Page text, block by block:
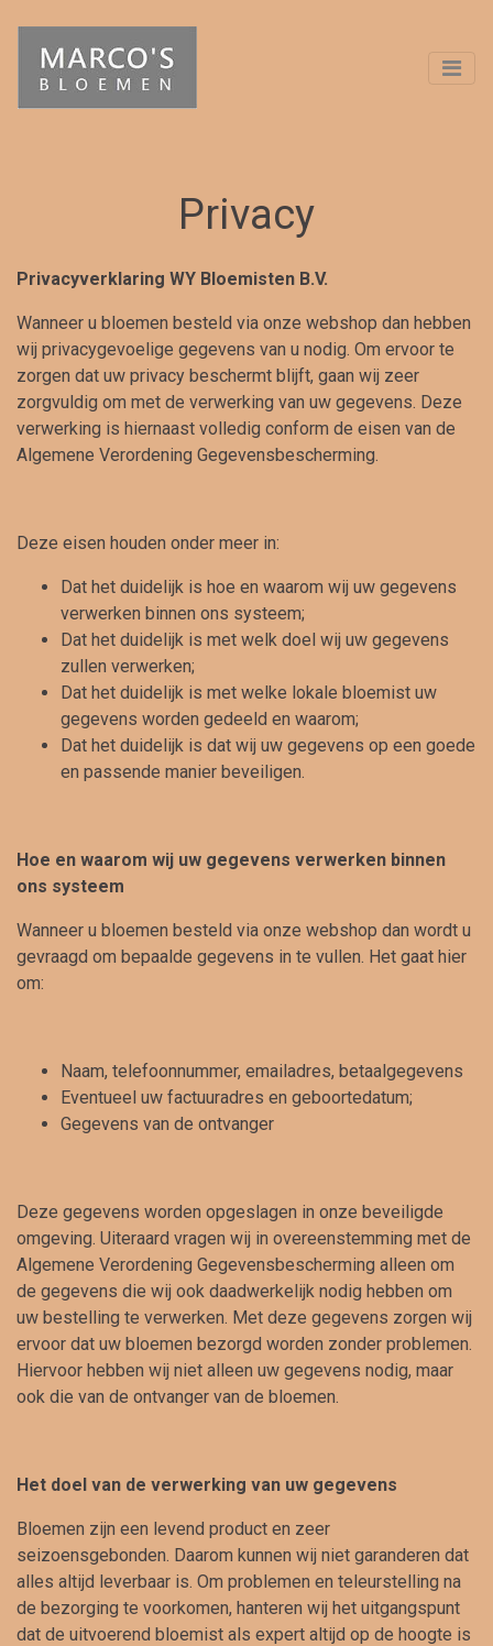
Privacy
Privacyverklaring WY Bloemisten B.V.
Wanneer u bloemen besteld via onze webshop dan hebben
wij privacygevoelige gegevens van u nodig. Om ervoor te
zorgen dat uw privacy beschermt blijft, gaan wij zeer
zorgvuldig om met de verwerking van uw gegevens. Deze
verwerking is hiernaast volledig conform de eisen van de
Algemene Verordening Gegevensbescherming.
Deze eisen houden onder meer in:
Dat het duidelijk is hoe en waarom wij uw gegevens
verwerken binnen ons systeem;
Dat het duidelijk is met welk doel wij uw gegevens
zullen verwerken;
Dat het duidelijk is met welke lokale bloemist uw
gegevens worden gedeeld en waarom;
Dat het duidelijk is dat wij uw gegevens op een goede
en passende manier beveiligen.
Hoe en waarom wij uw gegevens verwerken binnen
ons systeem
Wanneer u bloemen besteld via onze webshop dan wordt u
gevraagd om bepaalde gegevens in te vullen. Het gaat hier
om:
Naam, telefoonnummer, emailadres, betaalgegevens
Eventueel uw factuuradres en geboortedatum;
Gegevens van de ontvanger
Deze gegevens worden opgeslagen in onze beveiligde
omgeving. Uiteraard vragen wij in overeenstemming met de
Algemene Verordening Gegevensbescherming alleen om
de gegevens die wij ook daadwerkelijk nodig hebben om
uw bestelling te verwerken. Met deze gegevens zorgen wij
ervoor dat uw bloemen bezorgd worden zonder problemen.
Hiervoor hebben wij niet alleen uw gegevens nodig, maar
ook die van de ontvanger van de bloemen.
Het doel van de verwerking van uw gegevens
Bloemen zijn een levend product en zeer
seizoensgebonden. Daarom kunnen wij niet garanderen dat
alles altijd leverbaar is. Om problemen en teleurstelling na
de bezorging te voorkomen, hanteren wij het uitgangspunt
dat de uitvoerend bloemist als expert altijd op de hoogte is